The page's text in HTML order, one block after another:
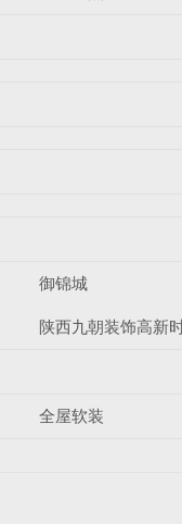
御锦城
陕西九朝装饰高新
全屋软装